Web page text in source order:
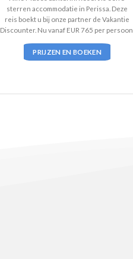
sterren accommodatie in Perissa. Deze
reis boekt u bij onze partner de Vakantie
Discounter. Nu vanaf EUR 765 per persoon.
PRIJZEN EN BOEKEN